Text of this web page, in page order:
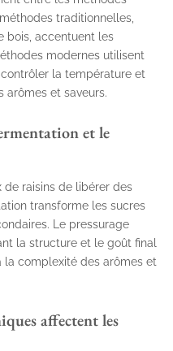
traditionnelles,
bois, accentuent les
modernes utilisent
la température et
arômes et saveurs.
et le
de raisins de libérer des
transforme les sucres
Le pressurage
la structure et le goût final
la complexité des arômes et
affectent les